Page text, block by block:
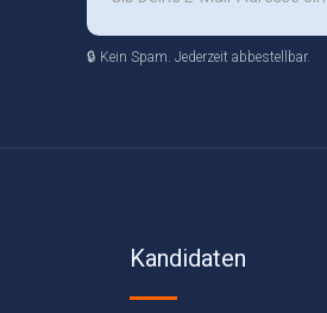
🔒 Kein Spam. Jederzeit abbestellbar.
Kandidaten